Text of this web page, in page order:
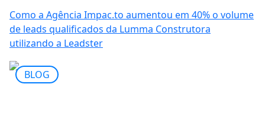
Como a Agência Impac.to aumentou em 40% o volume
de leads qualificados da Lumma Construtora
utilizando a Leadster
BLOG